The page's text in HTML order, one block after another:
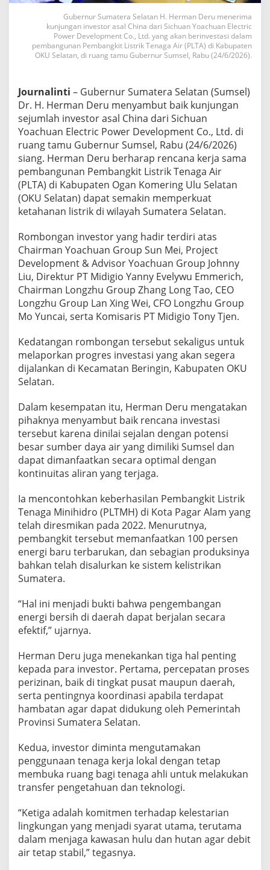
C
h
i
n
a
L
A
O
K
U
S
e
l
a
t
a
e
g
e
r
D
i
b
n
u
n
Gubernur Sumatera Selatan H. Herman Deru menerima
kunjungan investor asal China dari Sichuan Yoachuan Electric
Power Development Co., Ltd. yang akan berinvestasi dalam
pembangunan Pembangkit Listrik Tenaga Air (PLTA) di Kabupaten
OKU Selatan, di ruang tamu Gubernur Sumsel, Rabu (24/6/2026).
Journalinti – Gubernur Sumatera Selatan (Sumsel)
Dr. H. Herman Deru menyambut baik kunjungan
sejumlah investor asal China dari Sichuan
Yoachuan Electric Power Development Co., Ltd. di
ruang tamu Gubernur Sumsel, Rabu (24/6/2026)
siang. Herman Deru berharap rencana kerja sama
pembangunan Pembangkit Listrik Tenaga Air
(PLTA) di Kabupaten Ogan Komering Ulu Selatan
(OKU Selatan) dapat semakin memperkuat
ketahanan listrik di wilayah Sumatera Selatan.
Rombongan investor yang hadir terdiri atas
Chairman Yoachuan Group Sun Mei, Project
Development & Advisor Yoachuan Group Johnny
Liu, Direktur PT Midigio Yanny Evelywu Emmerich,
Chairman Longzhu Group Zhang Long Tao, CEO
Longzhu Group Lan Xing Wei, CFO Longzhu Group
Mo Yuncai, serta Komisaris PT Midigio Tony Tjen.
Kedatangan rombongan tersebut sekaligus untuk
melaporkan progres investasi yang akan segera
dijalankan di Kecamatan Beringin, Kabupaten OKU
Selatan.
Dalam kesempatan itu, Herman Deru mengatakan
pihaknya menyambut baik rencana investasi
tersebut karena dinilai sejalan dengan potensi
besar sumber daya air yang dimiliki Sumsel dan
dapat dimanfaatkan secara optimal dengan
kontinuitas aliran yang terjaga.
Ia mencontohkan keberhasilan Pembangkit Listrik
Tenaga Minihidro (PLTMH) di Kota Pagar Alam yang
telah diresmikan pada 2022. Menurutnya,
pembangkit tersebut memanfaatkan 100 persen
energi baru terbarukan, dan sebagian produksinya
bahkan telah disalurkan ke sistem kelistrikan
Sumatera.
“Hal ini menjadi bukti bahwa pengembangan
energi bersih di daerah dapat berjalan secara
efektif,” ujarnya.
Herman Deru juga menekankan tiga hal penting
kepada para investor. Pertama, percepatan proses
perizinan, baik di tingkat pusat maupun daerah,
serta pentingnya koordinasi apabila terdapat
hambatan agar dapat didukung oleh Pemerintah
Provinsi Sumatera Selatan.
Kedua, investor diminta mengutamakan
penggunaan tenaga kerja lokal dengan tetap
membuka ruang bagi tenaga ahli untuk melakukan
transfer pengetahuan dan teknologi.
“Ketiga adalah komitmen terhadap kelestarian
lingkungan yang menjadi syarat utama, terutama
dalam menjaga kawasan hulu dan hutan agar debit
air tetap stabil,” tegasnya.